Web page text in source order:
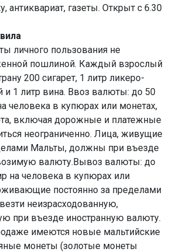
антиквариат, газеты. Открыт с 6.30
личного пользования не
пошлиной. Каждый взрослый
200 сигарет, 1 литр ликеро-
и 1 литр вина. Ввоз валюты: до 50
человека в купюрах или монетах,
включая дорожные и платежные
неограниченно. Лица, живущие
Мальты, должны при въезде
валюту.Вывоз валюты: до
на человека в купюрах или
постоянно за пределами
неизрасходованную,
при въезде иностранную валюту.
имеются новые мальтийские
монеты (золотые монеты